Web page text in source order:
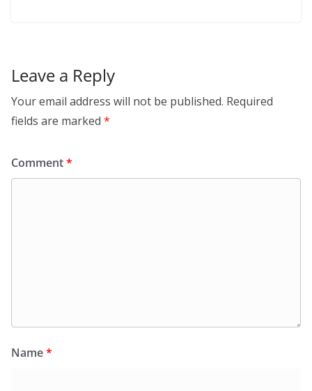
Leave a Reply
Your email address will not be published. Required
fields are marked *
Comment*
Name*